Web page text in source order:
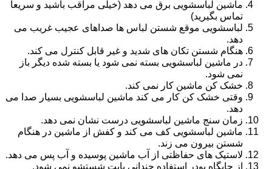
ماشین لباسشویی برق می دهد (خیلی مراقب باشید و سریعا
تماس بگیرید)
لباسشویی موقع شستن لباس ها صداهای عجیب غریب می
دهد.
هنگام شستن تکان های شدید و غیر قابل کنترل می کند.
در ماشین لباسشویی بسته نمی شود یا بسته شده دیگر باز
نمی شود.
خشک کن ماشین کار نمی کند.
وقتی خشک کن کار می کند ماشین لباسشویی بسیار صدا می
دهد.
زمان سنج ماشین لباسشویی درست نشان نمی دهد.
ماشین لباسشویی کف می کند و کفش از ماشین در هنگام
شستن بیرون می زند.
لاستیک های حفاظتی از آب ماشین پوسیده و آب پس می دهد.
از جایگاه پودر استفاده چندانی بابت شستشو نمی شود.